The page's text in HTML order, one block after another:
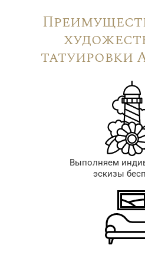
татуировки
Выполняем
эскизы